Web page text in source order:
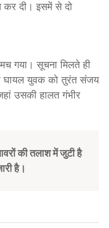
कर दी। इसमें से दो
गया। सूचना मिलते ही
घायल युवक को तुरंत संजय
उसकी हालत गंभीर
की तलाश में जुटी है
है।